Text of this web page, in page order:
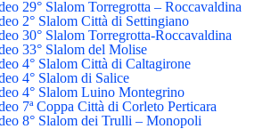
29° Slalom Torregrotta – Roccavaldina
2° Slalom Città di Settingiano
30° Slalom Torregrotta-Roccavaldina
33° Slalom del Molise
4° Slalom Città di Caltagirone
4° Slalom di Salice
4° Slalom Luino Montegrino
7ª Coppa Città di Corleto Perticara
8° Slalom dei Trulli – Monopoli